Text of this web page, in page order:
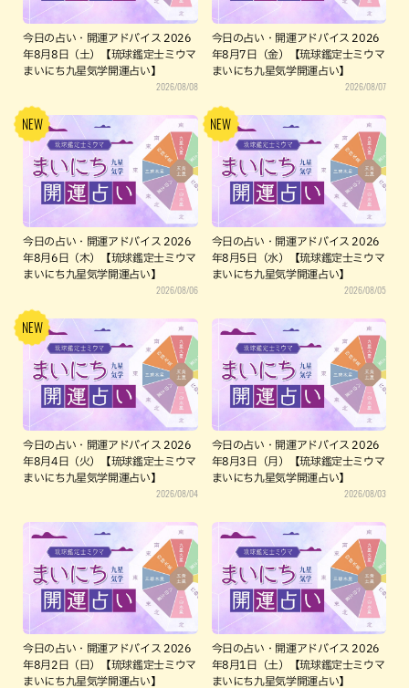
今日の占い・開運アドバイス 2026
年8月8日（土）【琉球鑑定士ミウマ
まいにち九星気学開運占い】
2026/08/08
今日の占い・開運アドバイス 2026
年8月7日（金）【琉球鑑定士ミウマ
まいにち九星気学開運占い】
2026/08/07
今日の占い・開運アドバイス 2026
年8月6日（木）【琉球鑑定士ミウマ
まいにち九星気学開運占い】
2026/08/06
今日の占い・開運アドバイス 2026
年8月5日（水）【琉球鑑定士ミウマ
まいにち九星気学開運占い】
2026/08/05
今日の占い・開運アドバイス 2026
年8月4日（火）【琉球鑑定士ミウマ
まいにち九星気学開運占い】
2026/08/04
今日の占い・開運アドバイス 2026
年8月3日（月）【琉球鑑定士ミウマ
まいにち九星気学開運占い】
2026/08/03
今日の占い・開運アドバイス 2026
年8月2日（日）【琉球鑑定士ミウマ
まいにち九星気学開運占い】
今日の占い・開運アドバイス 2026
年8月1日（土）【琉球鑑定士ミウマ
まいにち九星気学開運占い】